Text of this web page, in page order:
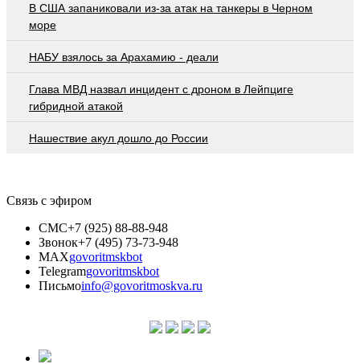
В США запаниковали из-за атак на танкеры в Черном
море
НАБУ взялось за Арахамию - деали
Глава МВД назвал инцидент с дроном в Лейпциге
гибридной атакой
Нашествие акул дошло до России
Связь с эфиром
СМС+7 (925) 88-88-948
Звонок+7 (495) 73-73-948
MAXgovoritmskbot
Telegramgovoritmskbot
Письмоinfo@govoritmoskva.ru